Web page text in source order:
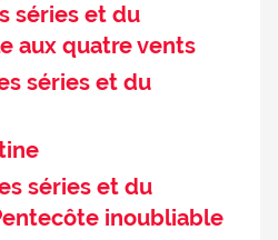
séries et du
aux quatre vents
séries et du
séries et du
inoubliable